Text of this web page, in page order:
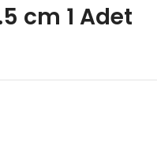
cm 1 Adet